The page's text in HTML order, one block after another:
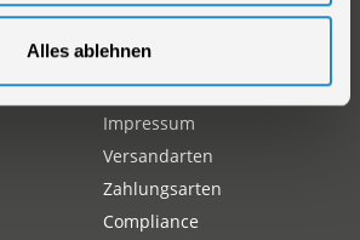
Alles ablehnenInformation
AGB
Impressum
Versandarten
Zahlungsarten
Compliance